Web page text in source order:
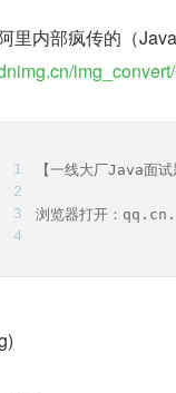
里内部疯传的（
【一线大厂Java面
浏览器打开：